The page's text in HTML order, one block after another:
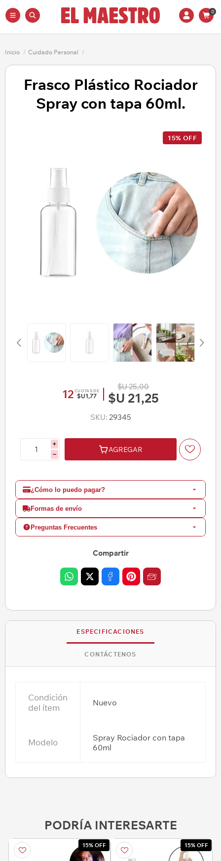
0
Inicio / Cuidado Personal /
Frasco Plástico Rociador
Spray con tapa 60ml.
15% OFF
12 CUOTAS DE
$U1,77
$U 25,00
$U 21,25
SKU: 29345
i
h
AGREGAR
¿Cómo lo puedo pagar?
Formas de envío
Preguntas Frecuentes
Compartir
ESPECIFICACIONES
CONTÁCTENOS
Condición
del ítem
Nuevo
Modelo
Spray Rociador con tapa
60ml
PODRÍA INTERESARTE
15% OFF 15% OFF